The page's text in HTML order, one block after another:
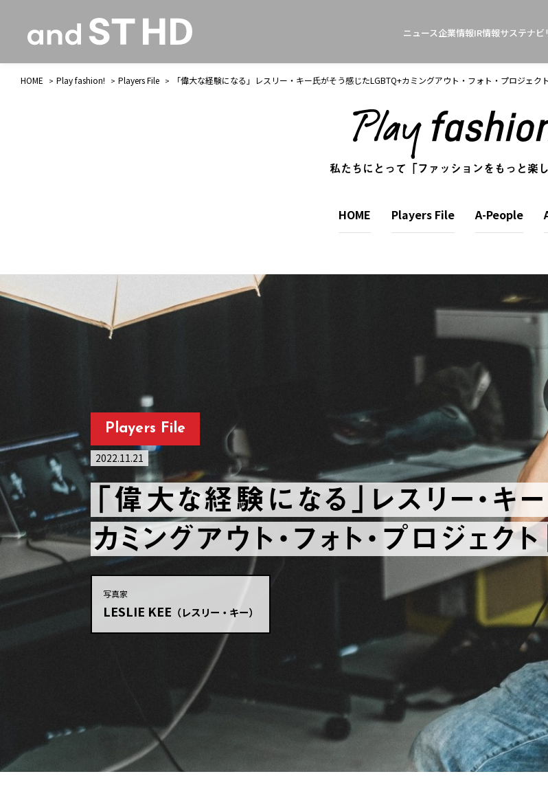
ニュース企業情報IR情報サステナビ
HOME Play fashion! Players File 「偉大な経験になる」レスリー・キー氏がそう感じたLGBTQ+カミングアウト・フォト・プロジェクト
私たちにとって「ファッションをもっと楽
HOME Players File A-People
Players File
2022.11.21
「偉大な経験になる」レスリー・
カミングアウト・フォト・プロジェ
写真家
LESLIE KEE （レスリー・キー）